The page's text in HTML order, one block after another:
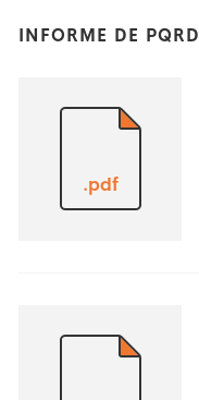
INFORME DE PQRD
.pdf